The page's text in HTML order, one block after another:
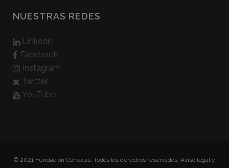
NUESTRAS REDES
Linkedin
Facebook
Instagram
Twitter
YouTube
© 2021 Fundación Conexus. Todos los derechos reservados. Aviso legal y